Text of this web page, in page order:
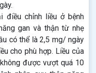
điều chỉnh liều ở bệnh
gan và thận từ nhẹ
có thể là 2,5 mg/ ngày
cho phù hợp. Liều của
được vượt quá 10